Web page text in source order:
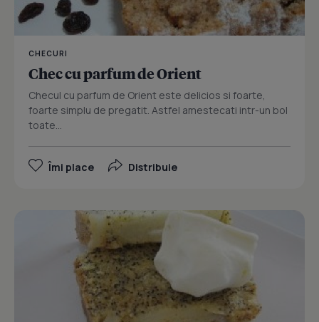
CHECURI
Chec cu parfum de Orient
Checul cu parfum de Orient este delicios si foarte,
foarte simplu de pregatit. Astfel amestecati intr-un bol
toate...
Îmi place Distribuie